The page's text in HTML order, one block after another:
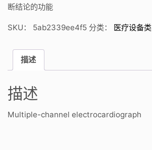
断结论的功能
SKU： 5ab2339ee4f5 分类： 医疗设备类
描述
描述
Multiple-channel electrocardiograph